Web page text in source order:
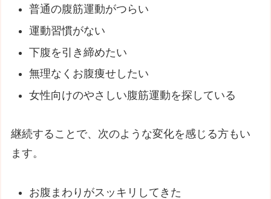
普通の腹筋運動がつらい
運動習慣がない
下腹を引き締めたい
無理なくお腹痩せしたい
女性向けのやさしい腹筋運動を探している
継続することで、次のような変化を感じる方もい
ます。
お腹まわりがスッキリしてきた